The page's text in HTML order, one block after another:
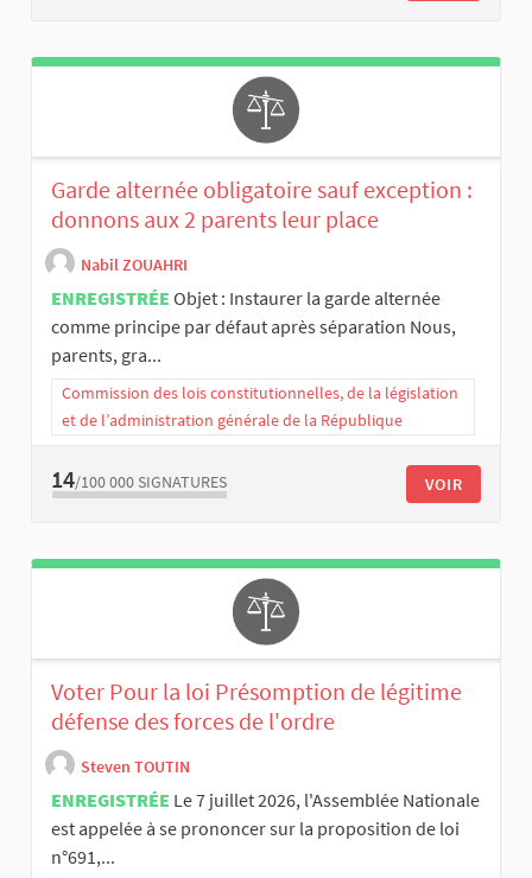
Garde alternée obligatoire sauf exception :
donnons aux 2 parents leur place
Nabil ZOUAHRI
ENREGISTRÉE Objet : Instaurer la garde alternée
comme principe par défaut après séparation Nous,
parents, gra...
Commission des lois constitutionnelles, de la législation
et de l’administration générale de la République
14/100 000 SIGNATURES VOIR
Voter Pour la loi Présomption de légitime
défense des forces de l'ordre
Steven TOUTIN
ENREGISTRÉE Le 7 juillet 2026, l'Assemblée Nationale
est appelée à se prononcer sur la proposition de loi
n°691,...